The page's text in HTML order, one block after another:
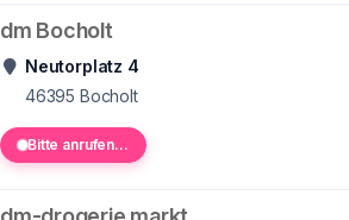
dm Bocholt
Neutorplatz 4
46395 Bocholt
Bitte anrufen...